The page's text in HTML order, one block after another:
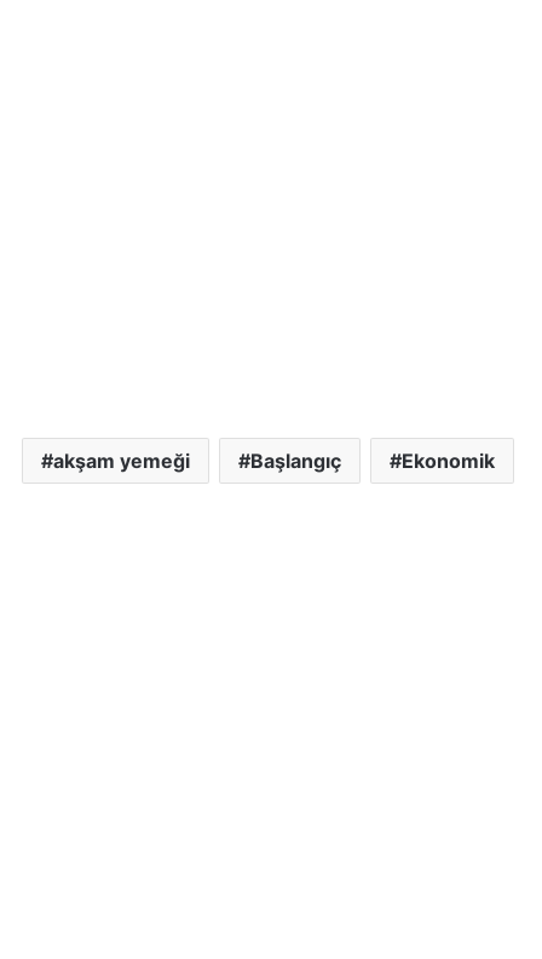
akşam yemeği Başlangıç Ekonomik